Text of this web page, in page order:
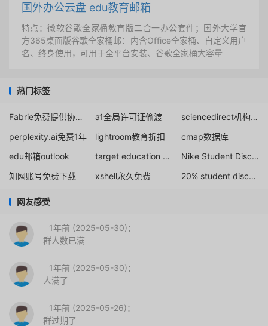
国外办公云盘 edu教育邮箱
特点：微软谷歌全家桶教育版二合一办公套件；国外大学官
方365桌面版谷歌全家桶邮：内含Office全家桶、自定义用户
名、终身使用，可用于全平台安装、谷歌全家桶大容量
热门标签
Fabrie免费提供协作版 a1全局许可证偷渡
sciencedirect机构邮箱账号
perplexity.ai免费1年
lightroom教育折扣
cmap数据库
edu邮箱outlook
target education discount
Nike Student Discount: 10% Off
知网账号免费下载
xshell永久免费 20% student discount at TryHackMe
网友感受
1年前 (2025-05-30)：
群人数已满
1年前 (2025-05-30)：
人满了
1年前 (2025-05-26)：
群过期了